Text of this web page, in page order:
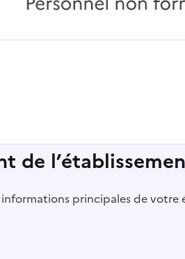
de
principales de votre